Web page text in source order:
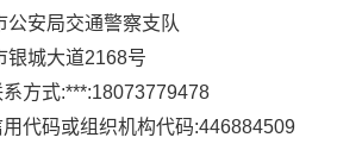
公安局交通警察支队
银城大道2168号
方式:***:18073779478
代码或组织机构代码:446884509